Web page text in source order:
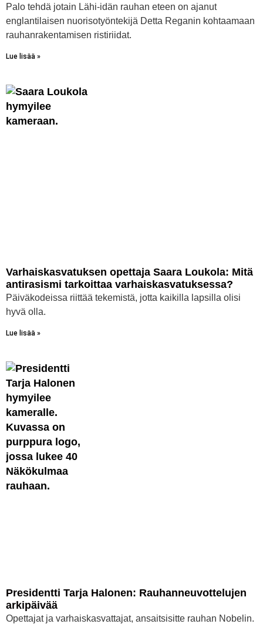
Palo tehdä jotain Lähi-idän rauhan eteen on ajanut
englantilaisen nuorisotyöntekijä Detta Reganin kohtaamaan
rauhanrakentamisen ristiriidat.
Lue lisää »
Varhaiskasvatuksen opettaja Saara Loukola: Mitä
antirasismi tarkoittaa varhaiskasvatuksessa?
Päiväkodeissa riittää tekemistä, jotta kaikilla lapsilla olisi
hyvä olla.
Lue lisää »
Presidentti Tarja Halonen: Rauhanneuvottelujen
arkipäivää
Opettajat ja varhaiskasvattajat, ansaitsisitte rauhan Nobelin.